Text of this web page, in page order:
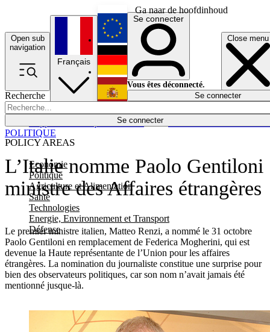
Ga naar de hoofdinhoud
Open sub
navigation
Close menu
Recherche
Se connecter
POLICY AREAS
Economie
Politique
Agriculture et Alimentation
Santé
Technologies
Energie, Environnement et Transport
Défense
Économie
Français
English
Deutsch
Español
Se connecter
Vous êtes déconnecté.
Se connecter
L’Italie nomme Paolo Gentiloni
ministre des Affaires étrangères
Le premier ministre italien, Matteo Renzi, a nommé le 31 octobre
Paolo Gentiloni en remplacement de Federica Mogherini, qui est
devenue la Haute représentante de l’Union pour les affaires
étrangères. La nomination du journaliste constitue une surprise pour
bien des observateurs politiques, car son nom n’avait jamais été
mentionné jusque-là.
POLITIQUE